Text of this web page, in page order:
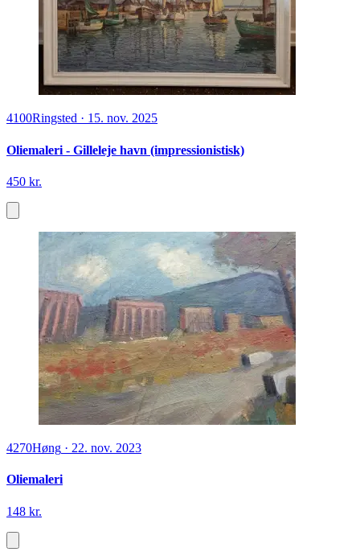
4100Ringsted · 15. nov. 2025
Oliemaleri - Gilleleje havn (impressionistisk)
450 kr.
4270Høng · 22. nov. 2023
Oliemaleri
148 kr.